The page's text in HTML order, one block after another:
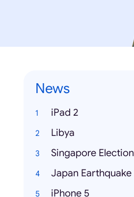
News
iPad 2
Libya
Singapore Election
Japan Earthquake
iPhone 5